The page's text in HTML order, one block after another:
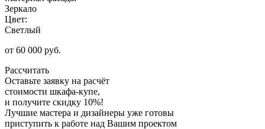
Зеркало
Цвет:
Светлый
от 60 000 руб.
Рассчитать
Оставьте заявку на расчёт
стоимости шкафа-купе,
и получите скидку 10%!
Лучшие мастера и дизайнеры уже готовы
приступить к работе над Вашим проектом